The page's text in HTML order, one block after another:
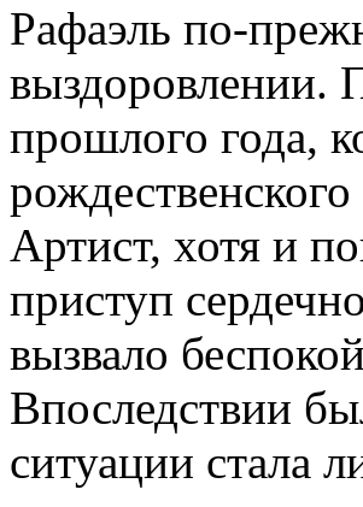
Рафаэль по-
выздоровлении.
прошлого года,
Артист, хотя и
приступ
вызвало
Впоследствии
ситуации стала